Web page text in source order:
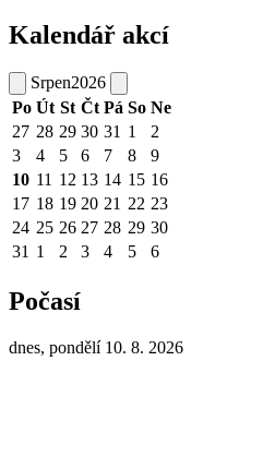
Kalendář akcí
Srpen2026
Po Út St Čt Pá So Ne
27 28 29 30 31 1
2
3
4 5 6 7 8
9
10 11 12 13 14 15 16
17 18 19 20 21 22 23
24 25 26 27 28 29 30
31 1 2 3 4 5 6
Počasí
dnes, pondělí 10. 8. 2026